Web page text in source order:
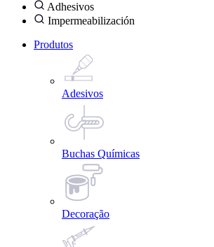
Adhesivos
Impermeabilización
Produtos
Adesivos
Buchas Químicas
Decoração